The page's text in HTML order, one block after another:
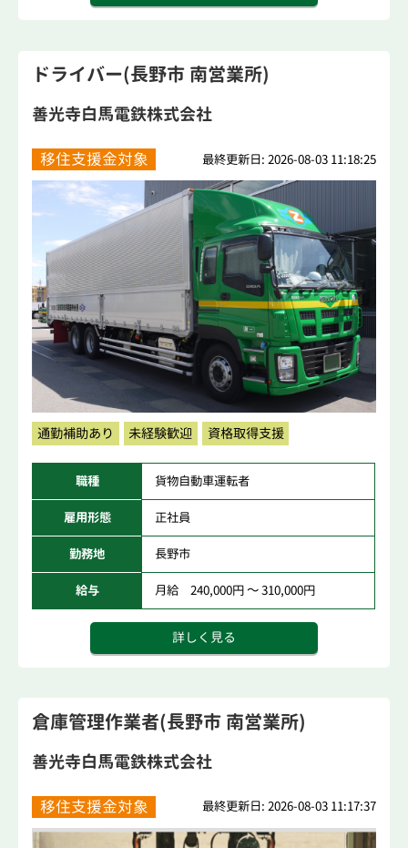
ドライバー(長野市 南営業所)
善光寺白馬電鉄株式会社
移住支援金対象 最終更新日: 2026-08-03 11:18:25
通勤補助あり 未経験歓迎 資格取得支援
職種 貨物自動車運転者
雇用形態 正社員
勤務地 長野市
給与 月給 240,000円 ～ 310,000円
詳しく見る
倉庫管理作業者(長野市 南営業所)
善光寺白馬電鉄株式会社
移住支援金対象 最終更新日: 2026-08-03 11:17:37